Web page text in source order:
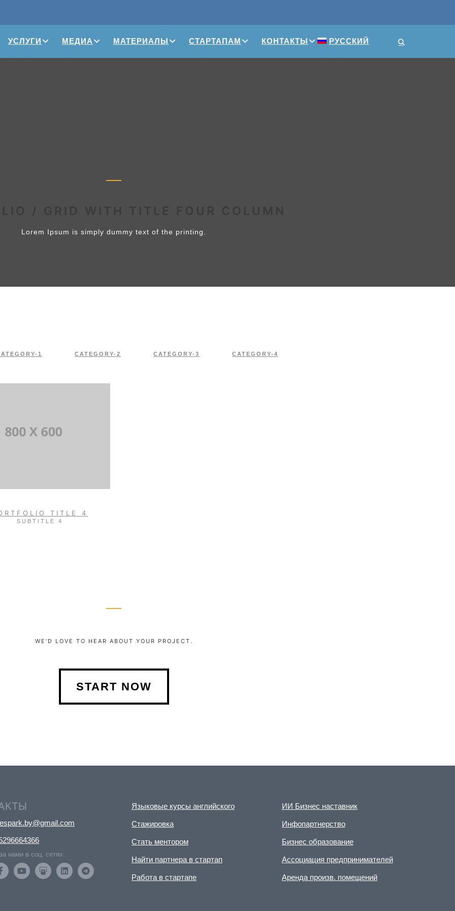
УСЛУГИ МЕДИА МАТЕРИАЛЫ СТАРТАПАМ КОНТАКТЫ РУССКИЙ
Lorem Ipsum is simply dummy text of the printing.
1 CATEGORY-2 CATEGORY-3 CATEGORY-4
TITLE 4
SUBTITLE 4
WE'D LOVE TO HEAR ABOUT YOUR PROJECT.
START NOW
нами в соц. сетях:
Языковые курсы английского
Стажировка
Стать ментором
Найти партнера в стартап
Работа в стартапе
ИИ Бизнес наставник
Инфопартнерство
Бизнес образование
Ассоциация предпринимателей
Аренда произв. помещений